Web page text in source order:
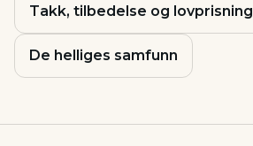
Takk, tilbedelse og lovprisning
De helliges samfunn